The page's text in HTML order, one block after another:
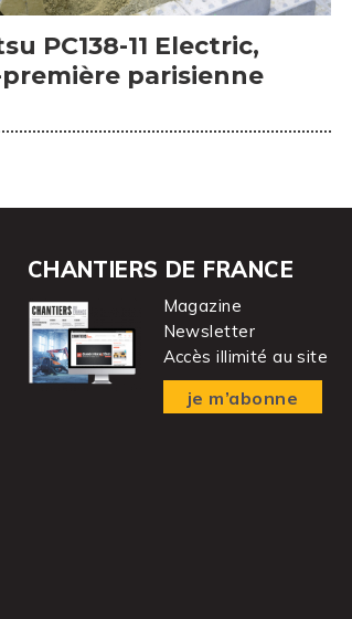
PC138-11 Electric,
parisienne
CHANTIERS DE FRANCE
Magazine
Newsletter
Accès illimité au site
je m’abonne